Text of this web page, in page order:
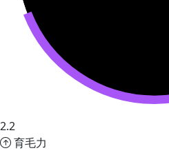
2.2
育毛力